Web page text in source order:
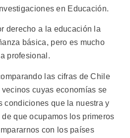
en Educación.
derecho a la educación la
básica, pero es mucho
profesional.
las cifras de Chile
cuyas economías se
condiciones que la nuestra y
que ocupamos los primeros
con los países